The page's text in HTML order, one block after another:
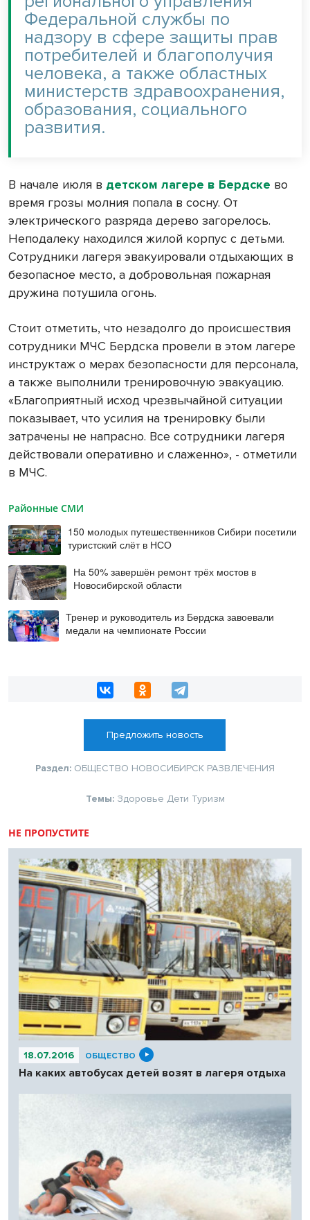
Федеральной службы по
надзору в сфере защиты прав
потребителей и благополучия
человека, а также областных
министерств здравоохранения,
образования, социального
развития.
В начале июля в детском лагере в Бердске во
время грозы молния попала в сосну. От
электрического разряда дерево загорелось.
Неподалеку находился жилой корпус с детьми.
Сотрудники лагеря эвакуировали отдыхающих в
безопасное место, а добровольная пожарная
дружина потушила огонь.
Стоит отметить, что незадолго до происшествия
сотрудники МЧС Бердска провели в этом лагере
инструктаж о мерах безопасности для персонала,
а также выполнили тренировочную эвакуацию.
«Благоприятный исход чрезвычайной ситуации
показывает, что усилия на тренировку были
затрачены не напрасно. Все сотрудники лагеря
действовали оперативно и слаженно», - отметили
в МЧС.
Районные СМИ
150 молодых путешественников Сибири посетили
туристский слёт в НСО
На 50% завершён ремонт трёх мостов в
Новосибирской области
Тренер и руководитель из Бердска завоевали
медали на чемпионате России
Предложить новость
Раздел: ОБЩЕСТВО НОВОСИБИРСК РАЗВЛЕЧЕНИЯ
Темы: Здоровье Дети Туризм
НЕ ПРОПУСТИТЕ
18.07.2016 ОБЩЕСТВО
На каких автобусах детей возят в лагеря отдыха